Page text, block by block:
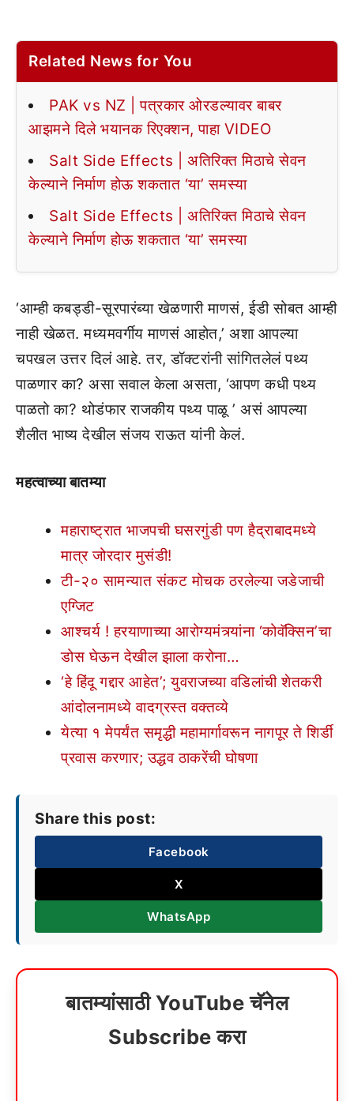
Related News for You
PAK vs NZ | पत्रकार ओरडल्यावर बाबर
आझमने दिले भयानक रिएक्शन, पाहा VIDEO
Salt Side Effects | अतिरिक्त मिठाचे सेवन
केल्याने निर्माण होऊ शकतात ‘या’ समस्या
Salt Side Effects | अतिरिक्त मिठाचे सेवन
केल्याने निर्माण होऊ शकतात ‘या’ समस्या
‘आम्ही कबड्डी-सूरपारंब्या खेळणारी माणसं, ईडी सोबत आम्ही
नाही खेळत. मध्यमवर्गीय माणसं आहोत,’ अशा आपल्या
चपखल उत्तर दिलं आहे. तर, डॉक्टरांनी सांगितलेलं पथ्य
पाळणार का? असा सवाल केला असता, ‘आपण कधी पथ्य
पाळतो का? थोडंफार राजकीय पथ्य पाळू ’ असं आपल्या
शैलीत भाष्य देखील संजय राऊत यांनी केलं.
महत्वाच्या बातम्या
महाराष्ट्रात भाजपची घसरगुंडी पण हैद्राबादमध्ये
मात्र जोरदार मुसंडी!
टी-२० सामन्यात संकट मोचक ठरलेल्या जडेजाची
एग्जिट
आश्चर्य ! हरयाणाच्या आरोग्यमंत्र्यांना ‘कोवॅक्सिन’चा
डोस घेऊन देखील झाला करोना…
‘हे हिंदू गद्दार आहेत’; युवराजच्या वडिलांची शेतकरी
आंदोलनामध्ये वादग्रस्त वक्तव्ये
येत्या १ मेपर्यंत समृद्धी महामार्गावरून नागपूर ते शिर्डी
प्रवास करणार; उद्धव ठाकरेंची घोषणा
Share this post:
Facebook
X
WhatsApp
बातम्यांसाठी YouTube चॅनेल
Subscribe करा